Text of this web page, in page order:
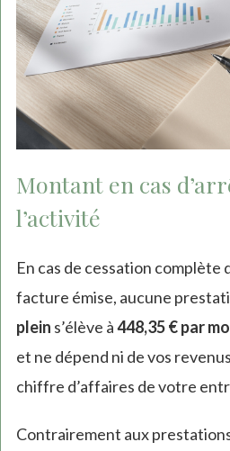
Montant en cas
l’activité
En cas de cessation complète
facture émise, aucune
plein s’élève à448,35 € par
et ne dépend ni de vos
chiffre d’affaires de votre
Contrairement aux